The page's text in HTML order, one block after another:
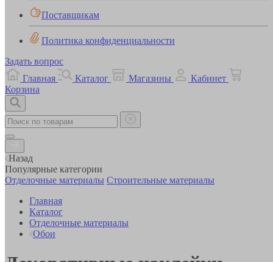
Поставщикам
Политика конфиденциальности
Задать вопрос
Главная
Каталог Магазины
Кабинет
Корзина
Назад
Популярные категории
Отделочные материалы Строительные материалы
Главная
Каталог
Отделочные материалы
Обои